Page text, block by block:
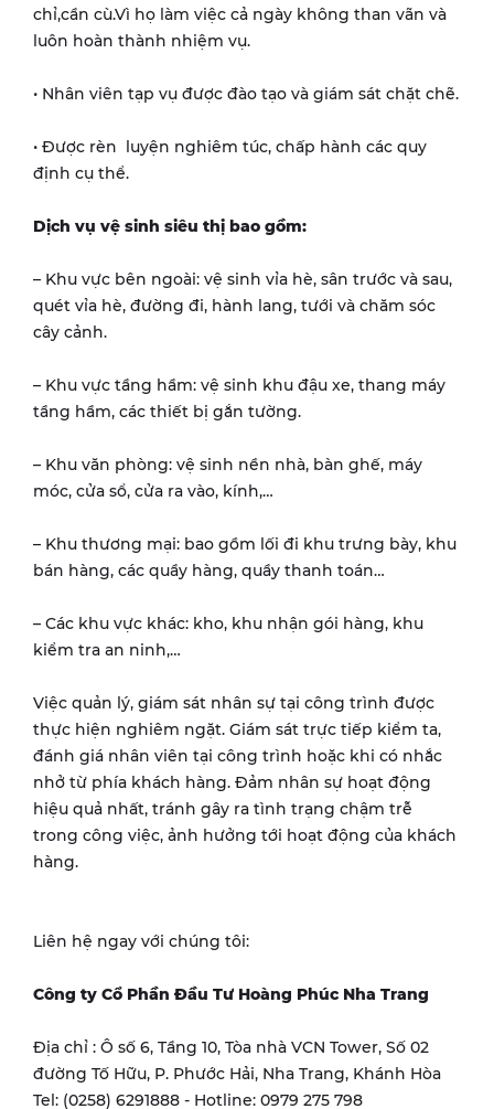
chỉ,cần cù.Vì họ làm việc cả ngày không than vãn và
luôn hoàn thành nhiệm vụ.
• Nhân viên tạp vụ được đào tạo và giám sát chặt chẽ.
• Được rèn luyện nghiêm túc, chấp hành các quy
định cụ thể.
Dịch vụ vệ sinh siêu thị bao gồm:
– Khu vực bên ngoài: vệ sinh vỉa hè, sân trước và sau,
quét vỉa hè, đường đi, hành lang, tưới và chăm sóc
cây cảnh.
– Khu vực tầng hầm: vệ sinh khu đậu xe, thang máy
tầng hầm, các thiết bị gắn tường.
– Khu văn phòng: vệ sinh nền nhà, bàn ghế, máy
móc, cửa sổ, cửa ra vào, kính,…
– Khu thương mại: bao gồm lối đi khu trưng bày, khu
bán hàng, các quầy hàng, quầy thanh toán…
– Các khu vực khác: kho, khu nhận gói hàng, khu
kiểm tra an ninh,…
Việc quản lý, giám sát nhân sự tại công trình được
thực hiện nghiêm ngặt. Giám sát trực tiếp kiểm ta,
đánh giá nhân viên tại công trình hoặc khi có nhắc
nhở từ phía khách hàng. Đảm nhân sự hoạt động
hiệu quả nhất, tránh gây ra tình trạng chậm trễ
trong công việc, ảnh hưởng tới hoạt động của khách
hàng.
Liên hệ ngay với chúng tôi:
Công ty Cổ Phần Đầu Tư Hoàng Phúc Nha Trang
Địa chỉ : Ô số 6, Tầng 10, Tòa nhà VCN Tower, Số 02
đường Tố Hữu, P. Phước Hải, Nha Trang, Khánh Hòa
Tel: (0258) 6291888 - Hotline: 0979 275 798